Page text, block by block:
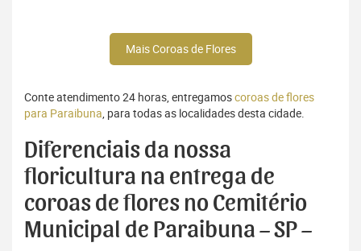
Mais Coroas de Flores
Conte atendimento 24 horas, entregamoscoroas de flores
para Paraibuna, para todas as localidades desta cidade.
Diferenciais da nossa
floricultura na entrega de
coroas de flores no Cemitério
Municipal de Paraibuna – SP –